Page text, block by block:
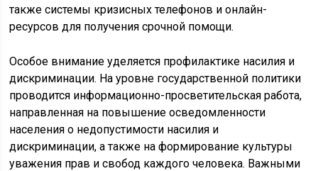
также системы кризисных телефонов и онлайн-
ресурсов для получения срочной помощи.
Особое внимание уделяется профилактике насилия и
дискриминации. На уровне государственной политики
проводится информационно-просветительская работа,
направленная на повышение осведомленности
населения о недопустимости насилия и
дискриминации, а также на формирование культуры
уважения прав и свобод каждого человека. Важными